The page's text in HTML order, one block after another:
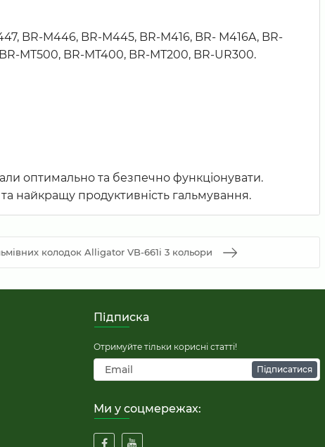
BR-M446, BR-M445, BR-M416, BR- M416A, BR-
MT500, BR-MT400, BR-MT200, BR-UR300.
оптимально та безпечно функціонувати.
та найкращу продуктивність гальмування.
колодок Alligator VB-661i 3 кольори
Підписка
Отримуйте тільки корисні статті!
Підписатися
Ми у соцмережах: